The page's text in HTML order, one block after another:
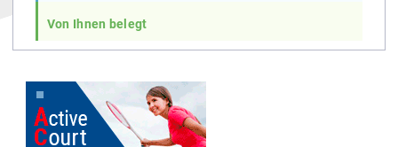
Von Ihnen belegt